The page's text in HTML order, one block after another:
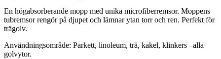
En högabsorberande mopp med unika microfiberremsor. Moppens
tubremsor rengör på djupet och lämnar ytan torr och ren. Perfekt för
trägolv.
Användningsområde: Parkett, linoleum, trä, kakel, klinkers –alla
golvytor.